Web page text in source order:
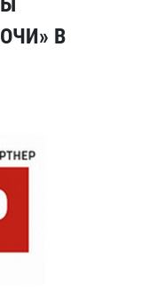
В